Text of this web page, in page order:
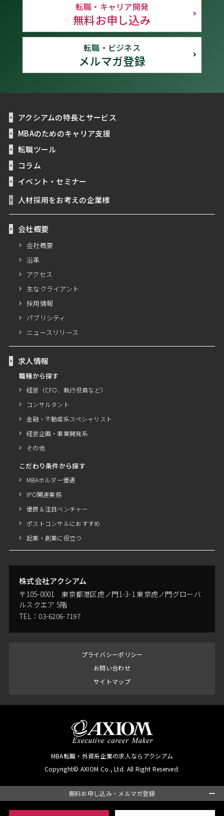
無料お申し込み・メルマガ登録
転職・キャリア開発
無料お申し込み
転職・ビジネス
メルマガ登録
アクシアムの特長とサービス
MBAのためのキャリア支援
転職ツール
コラム
イベント・セミナー
人材採用をお考えの企業様
会社概要
会社概要
沿革
アクセス
主なクライアント
採用情報
パブリシティ
ニュースリリース
求人情報
職種から探す
経営（CFO、執行役員など）
コンサルタント
金融・不動産系スペシャリスト
経営企画・事業開発系
その他
こだわり条件から探す
MBAホルダー優遇
IPO関連業務
優良＆注目ベンチャー
ポストコンサルにおすすめ
起業・創業に役立つ
株式会社アクシアム
〒105-0001 東京都港区虎ノ門1-3-1 東京虎ノ門グローバ
ルスクエア 5階
TEL：03-6206-7197
プライバシーポリシー
お問い合わせ
サイトマップ
MBA転職・外資系企業の求人ならアクシアム
Copyright© AXIOM Co., Ltd. All Right Reserved.